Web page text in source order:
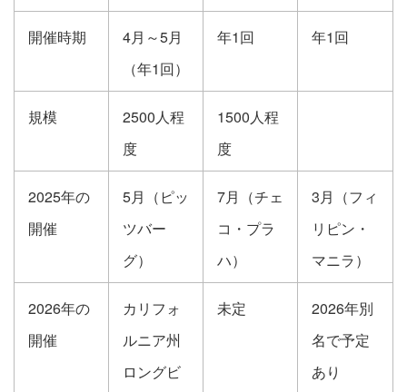
開催時期
4月～5月
（年1回）
年1回 年1回
規模
2500人程
度
1500人程
度
2025年の
開催
5月（ピッ
ツバー
グ）
7月（チェ
コ・プラ
ハ）
3月（フィ
リピン・
マニラ）
2026年の
開催
カリフォ
ルニア州
ロングビ
未定
2026年別
名で予定
あり